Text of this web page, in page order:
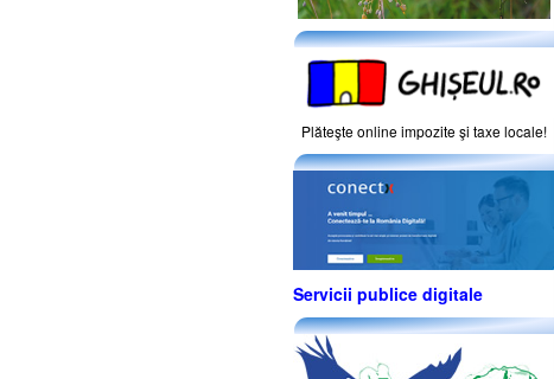
Plăteşte online impozite şi taxe locale!
Servicii publice digitale